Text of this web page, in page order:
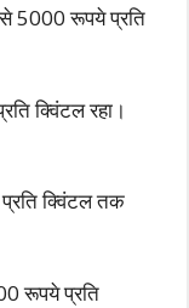
5000 रूपये प्रति
क्विंटल रहा।
क्विंटल तक
रूपये प्रति